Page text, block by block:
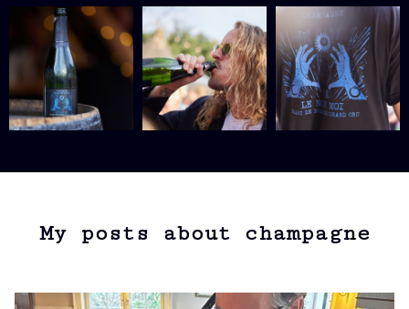
My posts about champagne